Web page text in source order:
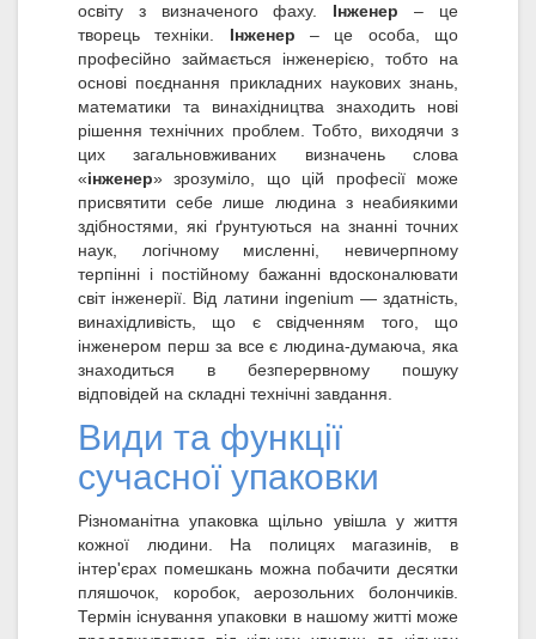
освіту з визначеного фаху. Інженер – це
творець техніки. Інженер – це особа, що
професійно займається інженерією, тобто на
основі поєднання прикладних наукових знань,
математики та винахідництва знаходить нові
рішення технічних проблем. Тобто, виходячи з
цих загальновживаних визначень слова
«інженер» зрозуміло, що цій професії може
присвятити себе лише людина з неабиякими
здібностями, які ґрунтуються на знанні точних
наук, логічному мисленні, невичерпному
терпінні і постійному бажанні вдосконалювати
світ інженерії. Від латини ingenium — здатність,
винахідливість, що є свідченням того, що
інженером перш за все є людина-думаюча, яка
знаходиться в безперервному пошуку
відповідей на складні технічні завдання.
Види та функції
сучасної упаковки
Різноманітна упаковка щільно увішла у життя
кожної людини. На полицях магазинів, в
інтер'єрах помешкань можна побачити десятки
пляшочок, коробок, аерозольних болончиків.
Термін існування упаковки в нашому житті може